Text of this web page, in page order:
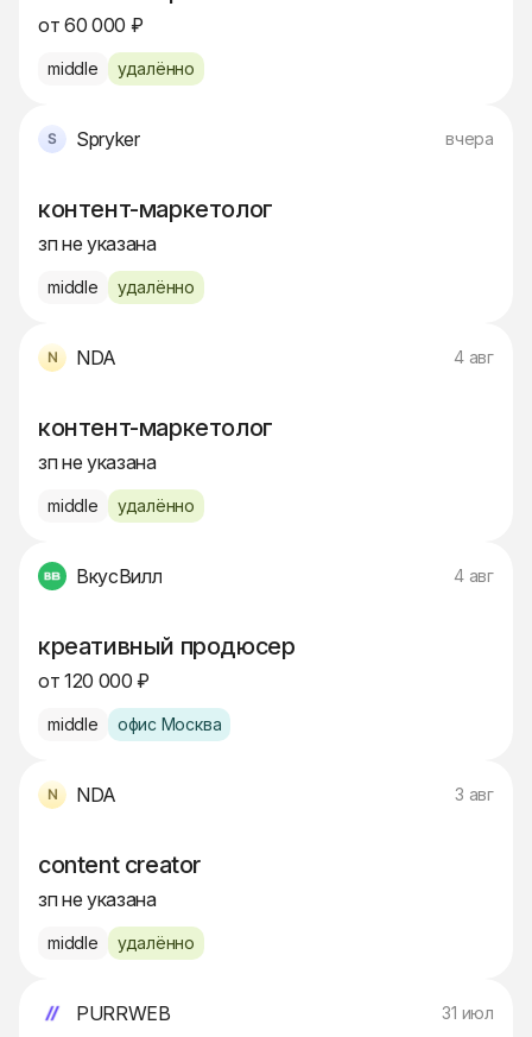
от 60 000 ₽
middle удалённо
Spryker вчера
контент-маркетолог
зп не указана
middle удалённо
NDA 4 авг
контент-маркетолог
зп не указана
middle удалённо
ВкусВилл 4 авг
креативный продюсер
от 120 000 ₽
middle офис Москва
NDA 3 авг
content creator
зп не указана
middle удалённо
PURRWEB 31 июл